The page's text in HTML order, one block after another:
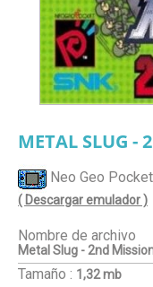
METAL SLUG -
Neo Geo
( Descargar emulador )
Nombre de archivo
Metal Slug - 2nd
Tamaño : 1,32 mb